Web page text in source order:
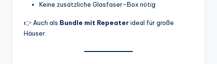
Keine zusätzliche Glasfaser-Box nötig
👉 Auch als Bundle mit Repeaterideal für große
Häuser.